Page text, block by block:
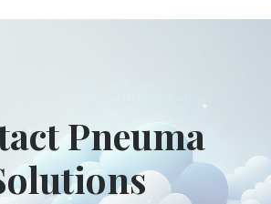
Pneuma